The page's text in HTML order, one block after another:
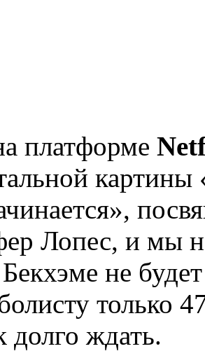
платформе
Лопес, и мы
не
только
долго ждать.